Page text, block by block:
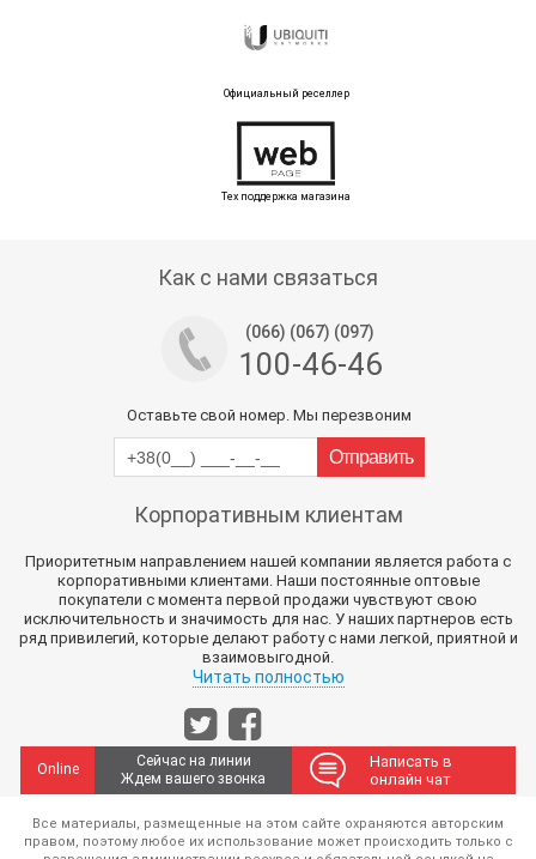
Официальный реселлер
Тех поддержка магазина
Как с нами связаться
(066) (067) (097)
100-46-46
Оставьте свой номер. Мы перезвоним
Корпоративным клиентам
Приоритетным направлением нашей компании является работа с
корпоративными клиентами. Наши постоянные оптовые
покупатели с момента первой продажи чувствуют свою
исключительность и значимость для нас. У наших партнеров есть
ряд привилегий, которые делают работу с нами легкой, приятной и
взаимовыгодной.
Читать полностью
Online
Сейчас на линии
Ждем вашего звонка
Написать в
онлайн чат
Все материалы, размещенные на этом сайте охраняются авторским
правом, поэтому любое их использование может происходить только с